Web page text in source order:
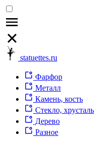
statuettes.ru
Фарфор
Металл
Камень, кость
Стекло, хрусталь
Дерево
Разное